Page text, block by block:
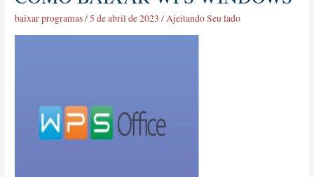
baixar programas/5 de abril de 2023/Ajeitando Seu lado
BAIXAR
WPS
WINDOWS